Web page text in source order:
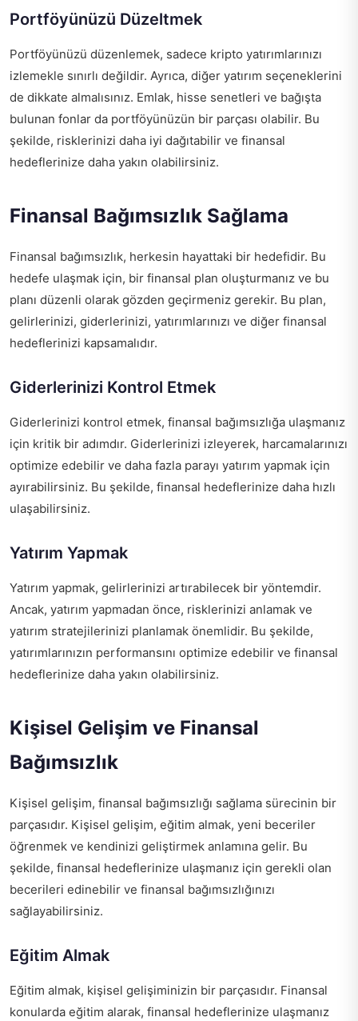
Portföyünüzü Düzeltmek
Portföyünüzü düzenlemek, sadece kripto yatırımlarınızı
izlemekle sınırlı değildir. Ayrıca, diğer yatırım seçeneklerini
de dikkate almalısınız. Emlak, hisse senetleri ve bağışta
bulunan fonlar da portföyünüzün bir parçası olabilir. Bu
şekilde, risklerinizi daha iyi dağıtabilir ve finansal
hedeflerinize daha yakın olabilirsiniz.
Finansal Bağımsızlık Sağlama
Finansal bağımsızlık, herkesin hayattaki bir hedefidir. Bu
hedefe ulaşmak için, bir finansal plan oluşturmanız ve bu
planı düzenli olarak gözden geçirmeniz gerekir. Bu plan,
gelirlerinizi, giderlerinizi, yatırımlarınızı ve diğer finansal
hedeflerinizi kapsamalıdır.
Giderlerinizi Kontrol Etmek
Giderlerinizi kontrol etmek, finansal bağımsızlığa ulaşmanız
için kritik bir adımdır. Giderlerinizi izleyerek, harcamalarınızı
optimize edebilir ve daha fazla parayı yatırım yapmak için
ayırabilirsiniz. Bu şekilde, finansal hedeflerinize daha hızlı
ulaşabilirsiniz.
Yatırım Yapmak
Yatırım yapmak, gelirlerinizi artırabilecek bir yöntemdir.
Ancak, yatırım yapmadan önce, risklerinizi anlamak ve
yatırım stratejilerinizi planlamak önemlidir. Bu şekilde,
yatırımlarınızın performansını optimize edebilir ve finansal
hedeflerinize daha yakın olabilirsiniz.
Kişisel Gelişim ve Finansal
Bağımsızlık
Kişisel gelişim, finansal bağımsızlığı sağlama sürecinin bir
parçasıdır. Kişisel gelişim, eğitim almak, yeni beceriler
öğrenmek ve kendinizi geliştirmek anlamına gelir. Bu
şekilde, finansal hedeflerinize ulaşmanız için gerekli olan
becerileri edinebilir ve finansal bağımsızlığınızı
sağlayabilirsiniz.
Eğitim Almak
Eğitim almak, kişisel gelişiminizin bir parçasıdır. Finansal
konularda eğitim alarak, finansal hedeflerinize ulaşmanız